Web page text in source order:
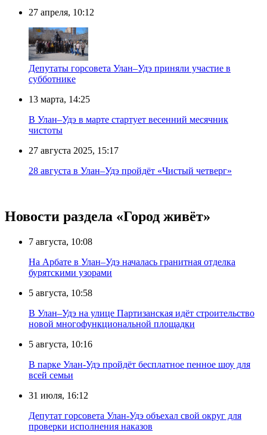
27 апреля, 10:12
Депутаты горсовета Улан–Удэ приняли участие в
субботнике
13 марта, 14:25
В Улан–Удэ в марте стартует весенний месячник
чистоты
27 августа 2025, 15:17
28 августа в Улан–Удэ пройдёт «Чистый четверг»
Новости раздела «Город живёт»
7 августа, 10:08
На Арбате в Улан–Удэ началась гранитная отделка
бурятскими узорами
5 августа, 10:58
В Улан–Удэ на улице Партизанская идёт строительство
новой многофункциональной площадки
5 августа, 10:16
В парке Улан-Удэ пройдёт бесплатное пенное шоу для
всей семьи
31 июля, 16:12
Депутат горсовета Улан-Удэ объехал свой округ для
проверки исполнения наказов